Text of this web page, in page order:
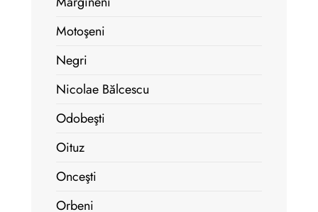
Motoşeni
Negri
Nicolae Bălcescu
Odobeşti
Oituz
Onceşti
Orbeni